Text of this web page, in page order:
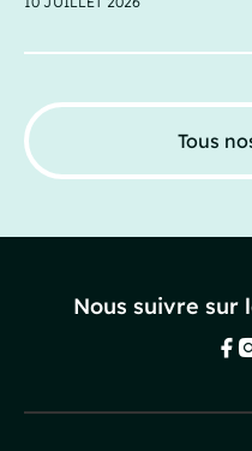
Tous
Nous suivre sur